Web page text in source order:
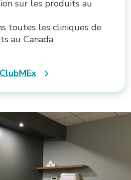
sur les produits au
toutes les cliniques de
au Canada